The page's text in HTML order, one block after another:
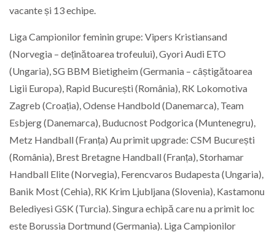
vacante și 13 echipe.
Liga Campionilor feminin grupe: Vipers Kristiansand
(Norvegia – deținătoarea trofeului), Gyori Audi ETO
(Ungaria), SG BBM Bietigheim (Germania – câștigătoarea
Ligii Europa), Rapid București (România), RK Lokomotiva
Zagreb (Croația), Odense Handbold (Danemarca), Team
Esbjerg (Danemarca), Buducnost Podgorica (Muntenegru),
Metz Handball (Franța) Au primit upgrade: CSM București
(România), Brest Bretagne Handball (Franța), Storhamar
Handball Elite (Norvegia), Ferencvaros Budapesta (Ungaria),
Banik Most (Cehia), RK Krim Ljubljana (Slovenia), Kastamonu
Belediyesi GSK (Turcia). Singura echipă care nu a primit loc
este Borussia Dortmund (Germania). Liga Campionilor